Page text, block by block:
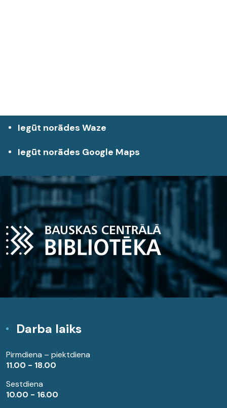
Iegūt norādes Waze
Iegūt norādes Google Maps
Darba laiks
Pirmdiena – piektdiena
11.00 - 18.00
Sestdiena
10.00 - 16.00